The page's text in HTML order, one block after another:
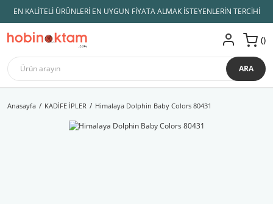
EN KALİTELİ ÜRÜNLERİ EN UYGUN FİYATA ALMAK İSTEYENLERİN TERCİHİ
ARA
Anasayfa KADİFE İPLER Himalaya Dolphin Baby Colors 80431